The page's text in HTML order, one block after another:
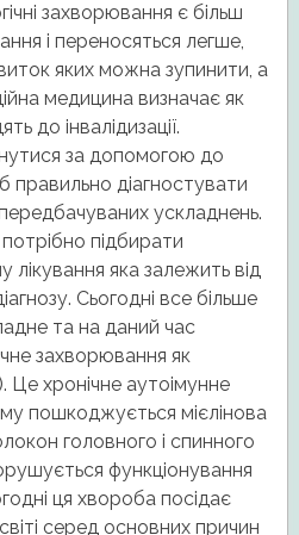
захворювання є більш
і переносяться легше,
яких можна зупинити, а
медицина визначає як
до інвалідизації.
за допомогою до
правильно діагностувати
ускладнень.
підбирати
лікування яка залежить від
Сьогодні все більше
та на даний час
захворювання як
Це хронічне аутоімунне
пошкоджується мієлінова
головного і спинного
функціонування
ця хвороба посідає
серед основних причин